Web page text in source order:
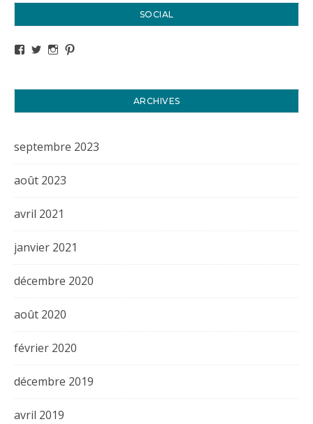
SOCIAL
Voir le profil de titval35 sur Facebook
Voir le profil de titval35 sur Twitter
Voir le profil de titval35 sur Instagram
ARCHIVES
septembre 2023
août 2023
avril 2021
janvier 2021
décembre 2020
août 2020
février 2020
décembre 2019
avril 2019